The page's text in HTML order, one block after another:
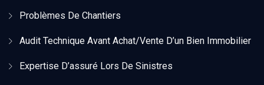
Problèmes De Chantiers
Audit Technique Avant Achat/Vente D’un Bien Immobilier
Expertise D’assuré Lors De Sinistres